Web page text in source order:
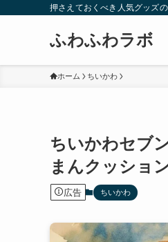
押さえておくべき人気グッズ
ふわふわラボ
ホーム ちいかわ
ちいかわセブ
まんクッショ
広告 ちいかわ